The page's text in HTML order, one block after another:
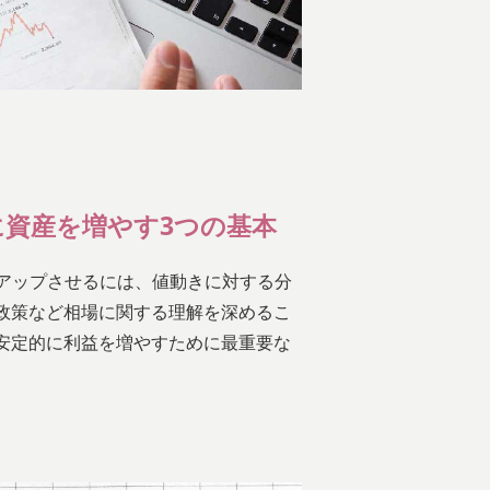
産を増やす3つの基本
ップさせるには、値動きに対する分
など相場に関する理解を深めるこ
定的に利益を増やすために最重要な